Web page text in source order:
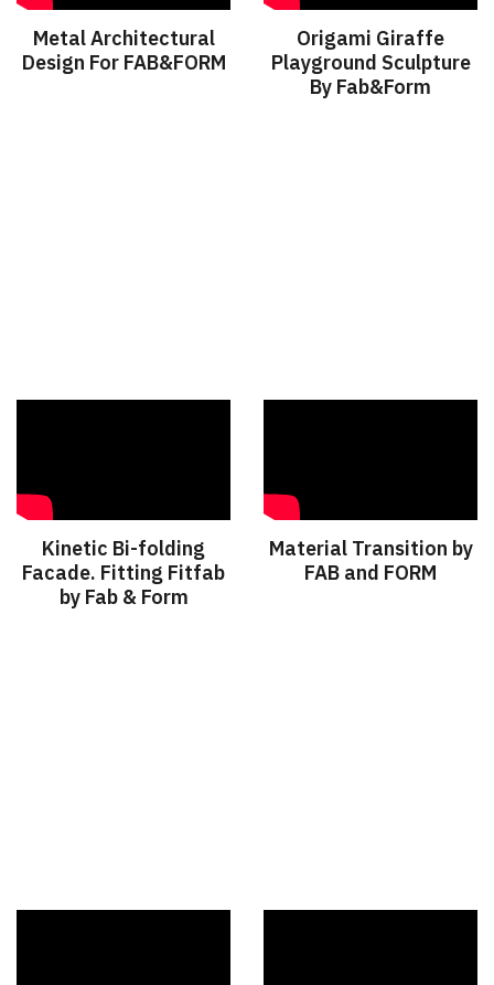
Metal Architectural
Design For FAB&FORM
Origami Giraffe
Playground Sculpture
By Fab&Form
Kinetic Bi-folding
Facade. Fitting Fitfab
by Fab & Form
Material Transition by
FAB and FORM